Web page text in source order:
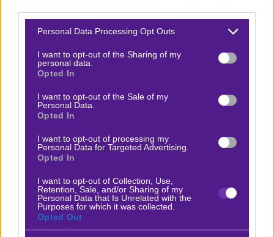
Please note that this website/app uses one or more Google
not limited to your visit or usage behaviour. You may click to
grant or deny consent to Google and its third-party tags to
use your data for below specified purposes in below Google
consent section.
Personal Data Processing Opt Outs
I want to opt-out of the Sharing of my
personal data.
Opted In
I want to opt-out of the Sale of my
Personal Data.
Opted In
I want to opt-out of processing my
Personal Data for Targeted Advertising.
Opted In
I want to opt-out of Collection, Use,
Retention, Sale, and/or Sharing of my
Personal Data that Is Unrelated with the
Purposes for which it was collected.
Opted Out
αποτελεσματικοί. Ο Προμηθέας στα δικά μας μάτια, δεν
είναι τόσο ποιοτικός και δύσκολα θα μπορέσει να
Δείτε με ένα κλικ τις καλύτερες προσφορές της ημέρας
Μύκονος Betsson - Προμηθέας
1 (-2,5)
1.80